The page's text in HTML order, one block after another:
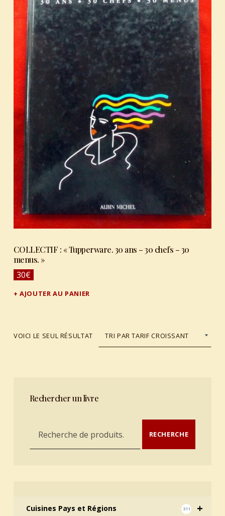
COLLECTIF : « Tupperware. 30 ans – 30 chefs – 30
menus. »
30€
AJOUTER AU PANIER
VOICI LE SEUL RÉSULTAT
Rechercher un livre
Recherche pour : RECHERCHE
+
Cuisines Pays et Régions 311